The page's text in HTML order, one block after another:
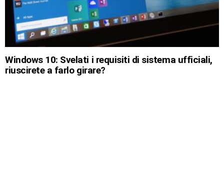
Windows 10: Svelati i requisiti di sistema ufficiali,
riuscirete a farlo girare?